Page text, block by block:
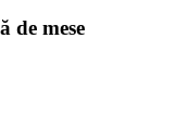
de mese